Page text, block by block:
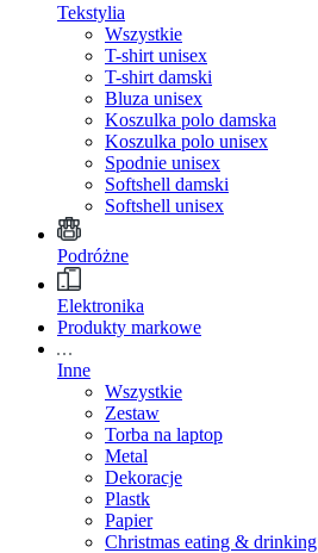
Tekstylia
Wszystkie
T-shirt unisex
T-shirt damski
Bluza unisex
Koszulka polo damska
Koszulka polo unisex
Spodnie unisex
Softshell damski
Softshell unisex
Podróżne
Elektronika
Produkty markowe
Inne
Wszystkie
Zestaw
Torba na laptop
Metal
Dekoracje
Plastk
Papier
Christmas eating & drinking